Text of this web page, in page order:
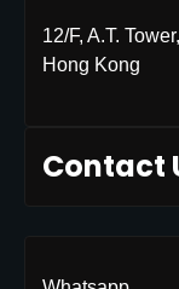
12/F, A.T.
Hong Kong
Contact